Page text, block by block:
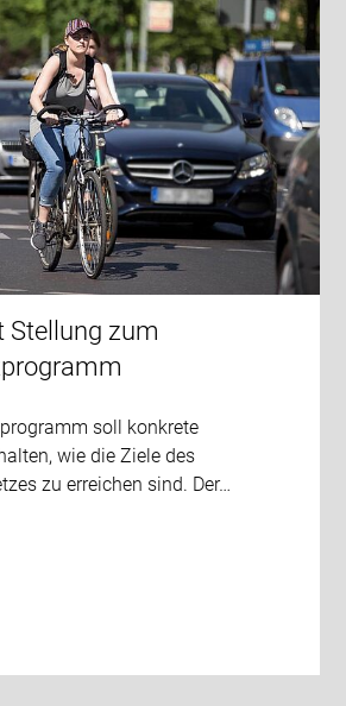
Stellung zum
soll konkrete
wie die Ziele des
zu erreichen sind. Der…